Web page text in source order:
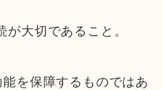
が大切であること。
を保障するものではあ